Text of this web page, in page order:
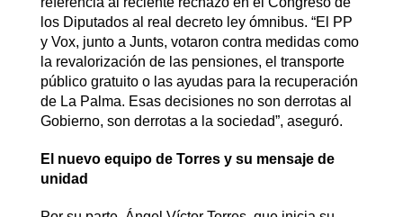
los Diputados al real decreto ley ómnibus. “El PP
y Vox, junto a Junts, votaron contra medidas como
la revalorización de las pensiones, el transporte
público gratuito o las ayudas para la recuperación
de La Palma. Esas decisiones no son derrotas al
Gobierno, son derrotas a la sociedad”, aseguró.
El nuevo equipo de Torres y su mensaje de
unidad